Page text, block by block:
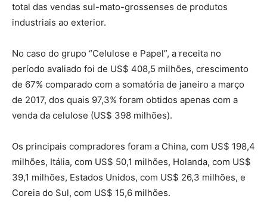
total das vendas sul-mato-grossenses de produtos
industriais ao exterior.
No caso do grupo “Celulose e Papel”, a receita no
período avaliado foi de US$ 408,5 milhões, crescimento
de 67% comparado com a somatória de janeiro a março
de 2017, dos quais 97,3% foram obtidos apenas com a
venda da celulose (US$ 398 milhões).
Os principais compradores foram a China, com US$ 198,4
milhões, Itália, com US$ 50,1 milhões, Holanda, com US$
39,1 milhões, Estados Unidos, com US$ 26,3 milhões, e
Coreia do Sul, com US$ 15,6 milhões.